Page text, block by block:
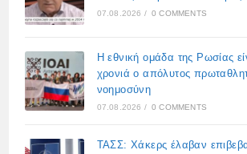
07.08.2026 / 0 COMMENTS
Η εθνική ομάδα της Ρωσίας
χρονιά ο απόλυτος
νοημοσύνη
07.08.2026 / 0 COMMENTS
ΤΑΣΣ: Χάκερς έλαβαν